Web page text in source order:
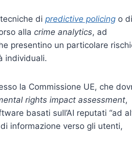
di predictive policing o di
alla crime analytics, ad
presentino un particolare
individuali.
la Commissione UE, che
rights impact assessment,
basati sull’AI reputati “ad
informazione verso gli utenti,